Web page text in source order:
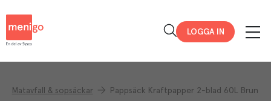
LOGGA IN
Matavfall & sopsäckar Pappsäck Kraftpapper 2-blad 60L Brun